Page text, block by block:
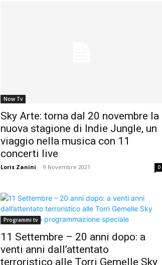
Now Tv
Sky Arte: torna dal 20 novembre la
nuova stagione di Indie Jungle, un
viaggio nella musica con 11
concerti live
Loris Zanini - 9 Novembre 2021 0
Programmi tv
11 Settembre – 20 anni dopo: a
venti anni dall’attentato
terroristico alle Torri Gemelle Sky